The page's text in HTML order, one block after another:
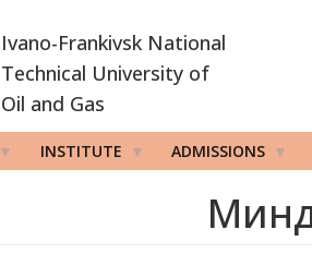
Ivano-Frankivsk National
Technical University of
Oil and Gas
INSTITUTE ADMISSIONS